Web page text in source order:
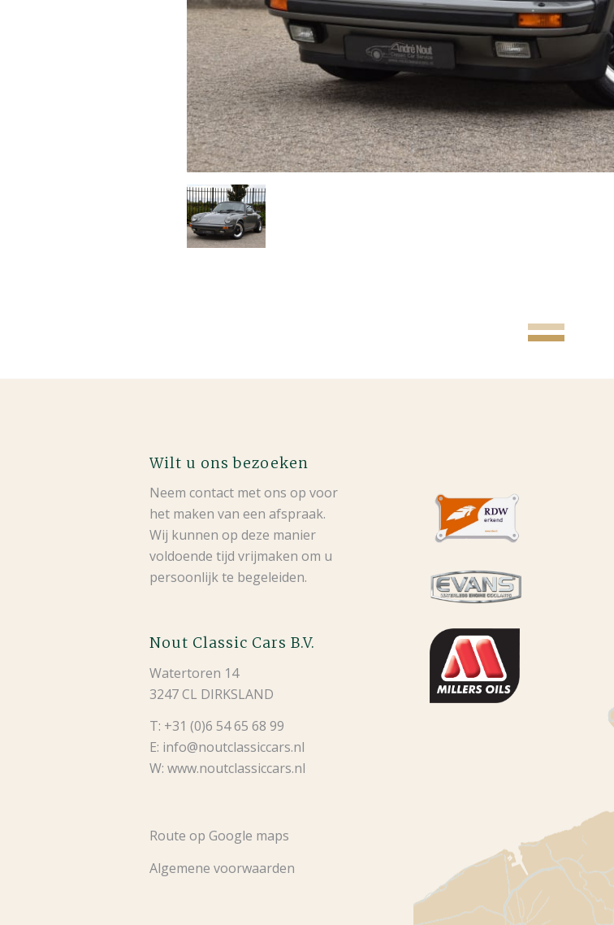
Wilt u ons bezoeken
Neem contact met ons op voor
het maken van een afspraak.
Wij kunnen op deze manier
voldoende tijd vrijmaken om u
persoonlijk te begeleiden.
Nout Classic Cars B.V.
Watertoren 14
3247 CL DIRKSLAND
T: +31 (0)6 54 65 68 99
E: info@noutclassiccars.nl
W: www.noutclassiccars.nl
Route op Google maps
Algemene voorwaarden